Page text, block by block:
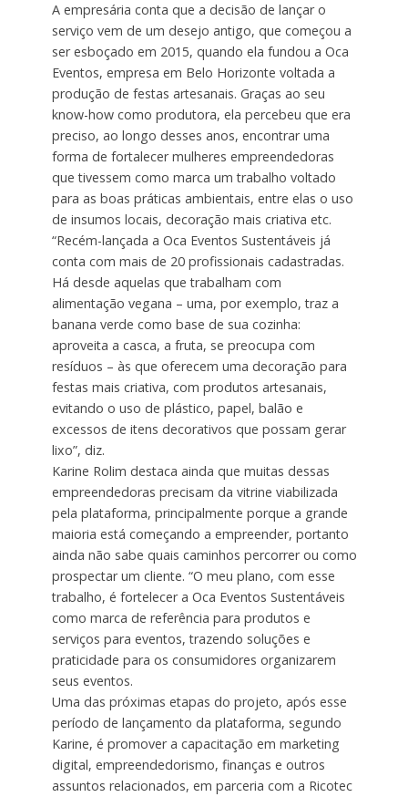
A empresária conta que a decisão de lançar o
serviço vem de um desejo antigo, que começou a
ser esboçado em 2015, quando ela fundou a Oca
Eventos, empresa em Belo Horizonte voltada a
produção de festas artesanais. Graças ao seu
know-how como produtora, ela percebeu que era
preciso, ao longo desses anos, encontrar uma
forma de fortalecer mulheres empreendedoras
que tivessem como marca um trabalho voltado
para as boas práticas ambientais, entre elas o uso
de insumos locais, decoração mais criativa etc.
“Recém-lançada a Oca Eventos Sustentáveis já
conta com mais de 20 profissionais cadastradas.
Há desde aquelas que trabalham com
alimentação vegana – uma, por exemplo, traz a
banana verde como base de sua cozinha:
aproveita a casca, a fruta, se preocupa com
resíduos – às que oferecem uma decoração para
festas mais criativa, com produtos artesanais,
evitando o uso de plástico, papel, balão e
excessos de itens decorativos que possam gerar
lixo”, diz.
Karine Rolim destaca ainda que muitas dessas
empreendedoras precisam da vitrine viabilizada
pela plataforma, principalmente porque a grande
maioria está começando a empreender, portanto
ainda não sabe quais caminhos percorrer ou como
prospectar um cliente. “O meu plano, com esse
trabalho, é fortelecer a Oca Eventos Sustentáveis
como marca de referência para produtos e
serviços para eventos, trazendo soluções e
praticidade para os consumidores organizarem
seus eventos.
Uma das próximas etapas do projeto, após esse
período de lançamento da plataforma, segundo
Karine, é promover a capacitação em marketing
digital, empreendedorismo, finanças e outros
assuntos relacionados, em parceria com a Ricotec